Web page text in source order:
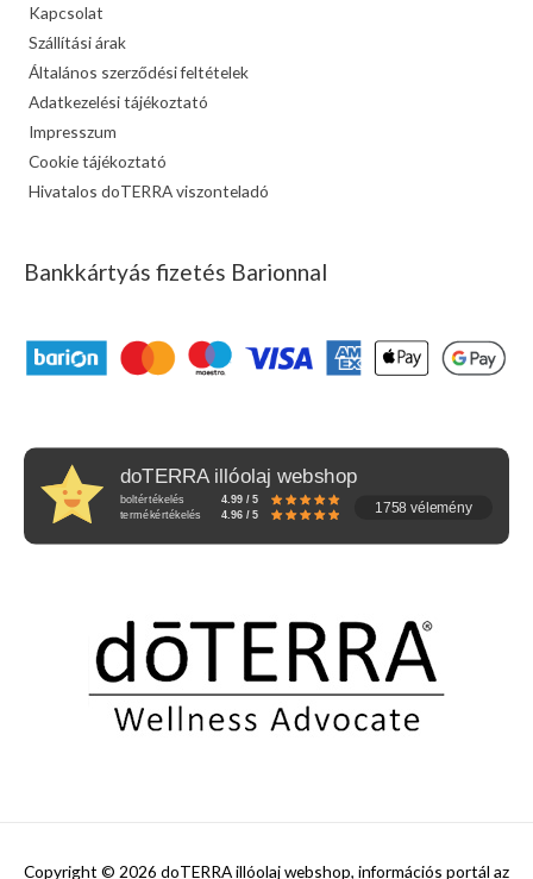
Kapcsolat
Szállítási árak
Általános szerződési feltételek
Adatkezelési tájékoztató
Impresszum
Cookie tájékoztató
Hivatalos doTERRA viszonteladó
Bankkártyás fizetés Barionnal
doTERRA illóolaj webshop
boltértékelés
4.99 / 5
termékértékelés
4.96 / 5 1758 vélemény
Copyright © 2026 doTERRA illóolaj webshop, információs portál az